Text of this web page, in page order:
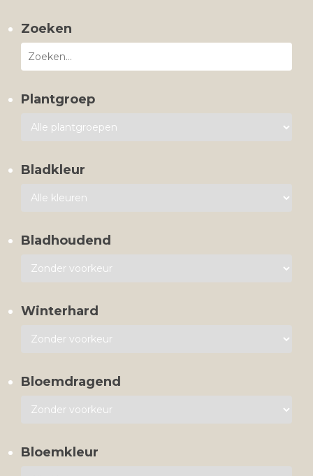
Zoeken
Plantgroep
Bladkleur
Bladhoudend
Winterhard
Bloemdragend
Bloemkleur